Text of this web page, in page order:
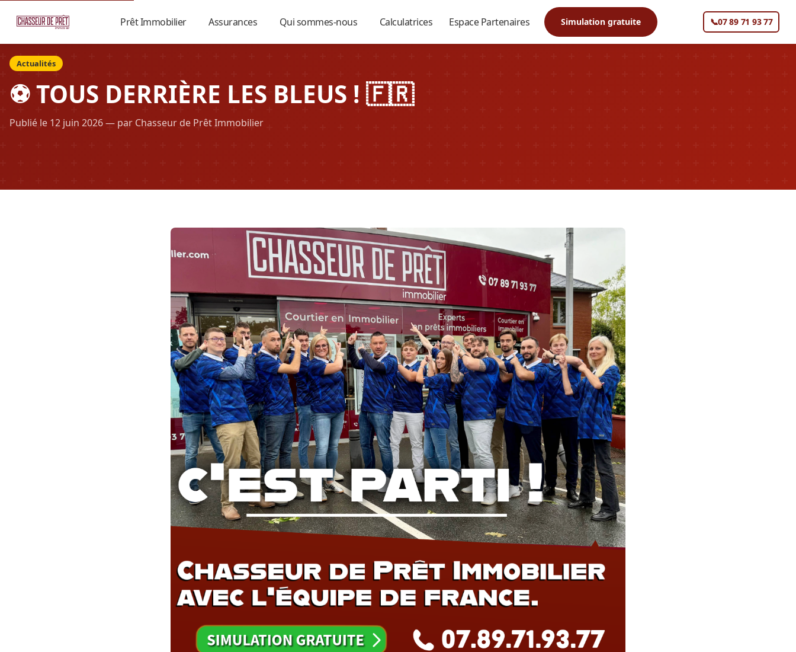
Prêt Immobilier Assurances Qui sommes-nous Calculatrices Espace Partenaires Simulation gratuite 📞07 89 71 93 77
Actualités
⚽ TOUS DERRIÈRE LES BLEUS ! 🇫🇷
Publié le 12 juin 2026 — par Chasseur de Prêt Immobilier